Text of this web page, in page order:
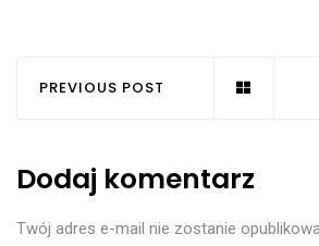
PREVIOUS POST
Dodaj komentarz
Twój adres e-mail nie zostanie